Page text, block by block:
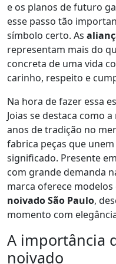
e os planos de futuro
esse passo tão
símbolo certo. As
representam mais do
concreta de uma vida
carinho, respeito e
Na hora de fazer essa
Joias se destaca como
anos de tradição no
fabrica peças que
significado. Presente
com grande demanda
marca oferece modelos
noivado São Paulo,
momento com
A importância
noivado